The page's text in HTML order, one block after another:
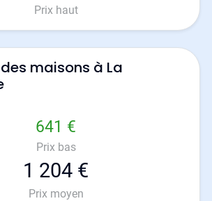
Prix haut
maisons à La
641 €
Prix bas
1 204 €
Prix moyen